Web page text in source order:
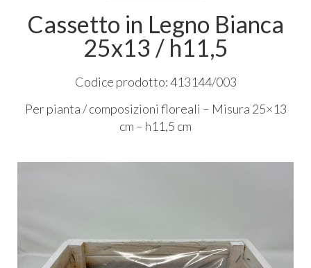
Cassetto in Legno Bianca
25x13 / h11,5
Codice prodotto: 413144/003
Per pianta / composizioni floreali – Misura 25×13
cm – h11,5 cm